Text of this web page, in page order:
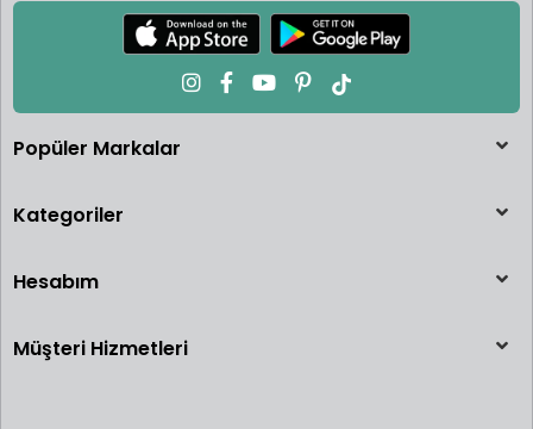
Popüler Markalar
Kategoriler
Hesabım
Müşteri Hizmetleri